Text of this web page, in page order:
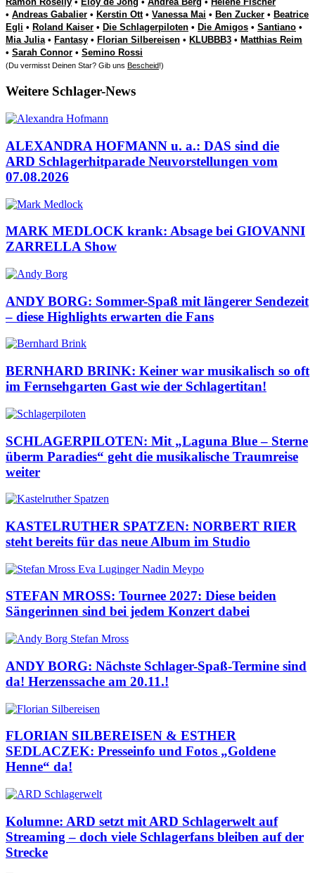
• Andreas Gabalier • Kerstin Ott• Vanessa Mai • Ben Zucker • Beatrice
Egli • Roland Kaiser • Die Schlagerpiloten • Die Amigos • Santiano •
Mia Julia • Fantasy • Florian Silbereisen • KLUBBB3 • Matthias Reim
• Sarah Connor • Semino Rossi
(Du vermisst Deinen Star? Gib uns Bescheid!)
Weitere Schlager-News
ALEXANDRA HOFMANN u. a.: DAS sind die
ARD Schlagerhitparade Neuvorstellungen vom
07.08.2026
MARK MEDLOCK krank: Absage bei GIOVANNI
ZARRELLA Show
ANDY BORG: Sommer-Spaß mit längerer Sendezeit
– diese Highlights erwarten die Fans
BERNHARD BRINK: Keiner war musikalisch so oft
im Fernsehgarten Gast wie der Schlagertitan!
SCHLAGERPILOTEN: Mit „Laguna Blue – Sterne
überm Paradies“ geht die musikalische Traumreise
weiter
KASTELRUTHER SPATZEN: NORBERT RIER
steht bereits für das neue Album im Studio
STEFAN MROSS: Tournee 2027: Diese beiden
Sängerinnen sind bei jedem Konzert dabei
ANDY BORG: Nächste Schlager-Spaß-Termine sind
da! Herzenssache am 20.11.!
FLORIAN SILBEREISEN & ESTHER
SEDLACZEK: Presseinfo und Fotos „Goldene
Henne“ da!
Kolumne: ARD setzt mit ARD Schlagerwelt auf
Streaming – doch viele Schlagerfans bleiben auf der
Strecke